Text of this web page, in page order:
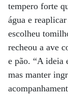
tempero forte
água e
escolheu
recheou a ave
e pão. “A ideia
mas manter